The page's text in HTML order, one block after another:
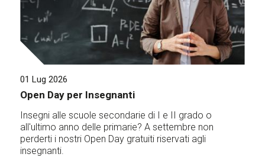
01 Lug 2026
Open Day per Insegnanti
Insegni alle scuole secondarie di I e II grado o
all'ultimo anno delle primarie? A settembre non
perderti i nostri Open Day gratuiti riservati agli
insegnanti.